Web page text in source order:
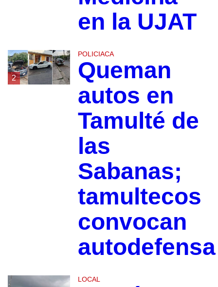
en la UJAT
2
POLICIACA
Queman
autos en
Tamulté de
las
Sabanas;
tamultecos
convocan
autodefensa
LOCAL